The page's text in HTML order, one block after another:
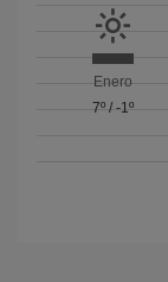
Enero
7º/ -1º